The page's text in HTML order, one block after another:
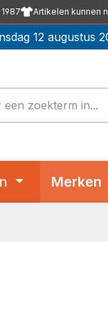
Artikelen kunnen
12 augustus
Merken